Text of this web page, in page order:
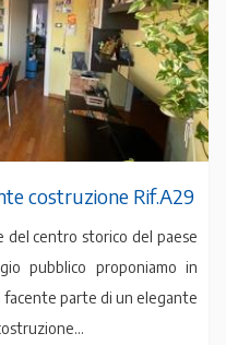
costruzione Rif.A29
del centro storico del paese
pubblico proponiamo in
parte di un elegante